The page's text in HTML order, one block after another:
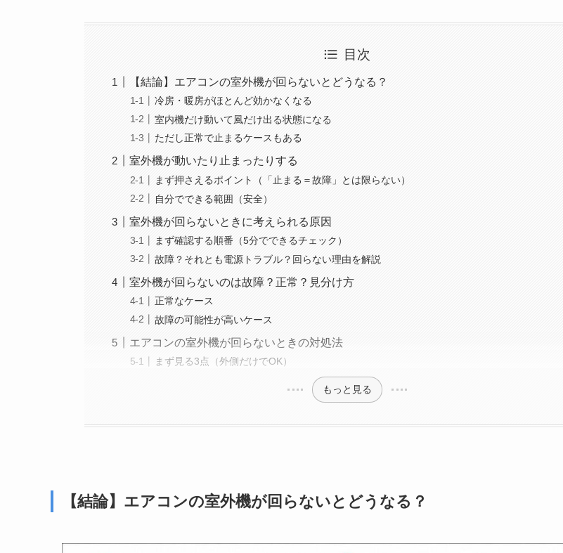
目次
【結論】エアコンの室外機が回らないとどうなる？
冷房・暖房がほとんど効かなくなる
室内機だけ動いて風だけ出る状態になる
ただし正常で止まるケースもある
室外機が動いたり止まったりする
まず押さえるポイント（「止まる＝故障」とは限らない）
自分でできる範囲（安全）
室外機が回らないときに考えられる原因
まず確認する順番（5分でできるチェック）
故障？それとも電源トラブル？回らない理由を解説
室外機が回らないのは故障？正常？見分け方
正常なケース
故障の可能性が高いケース
エアコンの室外機が回らないときの対処法
まず見る3点（外側だけでOK）
もっと見る
【結論】エアコンの室外機が回らないとどうなる？